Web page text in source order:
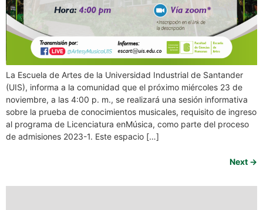
La Escuela de Artes de la Universidad Industrial de Santander
(UIS), informa a la comunidad que el próximo miércoles 23 de
noviembre, a las 4:00 p. m., se realizará una sesión informativa
sobre la prueba de conocimientos musicales, requisito de ingreso
al programa de Licenciatura enMúsica, como parte del proceso
de admisiones 2023-1. Este espacio […]
Next →